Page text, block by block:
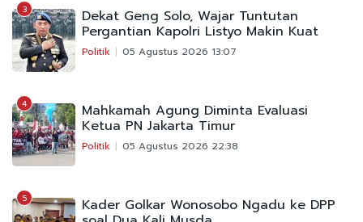
3 Dekat Geng Solo, Wajar Tuntutan
Pergantian Kapolri Listyo Makin Kuat
Politik 05 Agustus 2026 13:07
4 Mahkamah Agung Diminta Evaluasi
Ketua PN Jakarta Timur
Politik 05 Agustus 2026 22:38
5 Kader Golkar Wonosobo Ngadu ke DPP